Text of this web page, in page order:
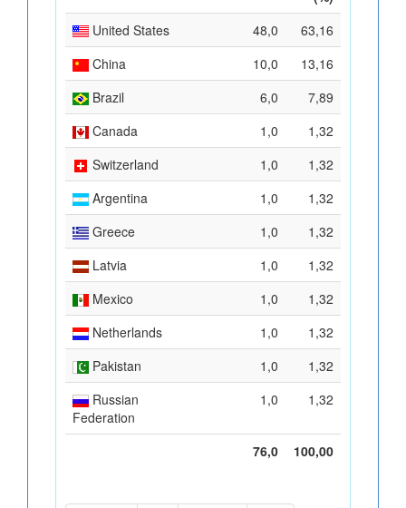
United States
48,0
63,16
China
10,0
13,16
Brazil
6,0
7,89
Canada
1,0
1,32
Switzerland
1,0
1,32
Argentina
1,0
1,32
Greece
1,0
1,32
Latvia
1,0
1,32
Mexico
1,0
1,32
Netherlands
1,0
1,32
Pakistan
1,0
1,32
Russian
Federation
1,0 1,32
76,0 100,00